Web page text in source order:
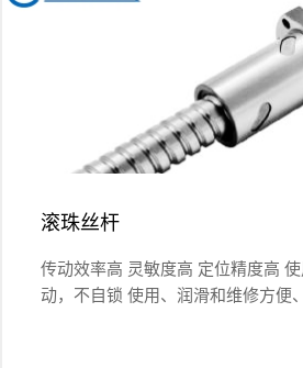
滚珠丝杆
传动效率高 灵敏度高 定位精度高
动，不自锁 使用、润滑和维修方便